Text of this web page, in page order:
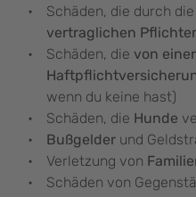
Schäden, die durch die
vertraglichen
Schäden, die von
wenn du keine hast)
Schäden, die Hunde
Bußgelder und
Verletzung von
Schäden von